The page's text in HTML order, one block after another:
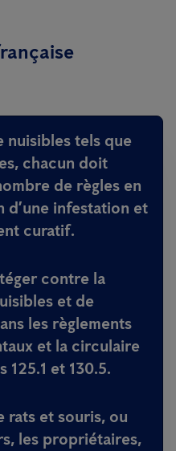
nuisibles tels que
chacun doit
de règles en
d’une infestation et
curatif.
contre la
et de
les règlements
et la circulaire
125.1 et 130.5.
rats et souris, ou
les propriétaires,